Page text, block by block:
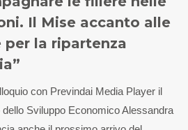
Il Mise accanto alle
per la ripartenza
con Previndai Media Player il
Sviluppo Economico Alessandra